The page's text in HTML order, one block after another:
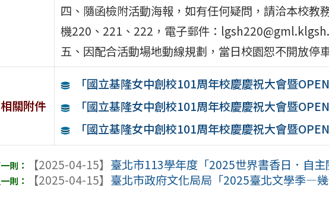
四、隨函檢附活動海報，如有任何疑問，請洽本校
機220、221、222，電子郵件：
五、因配合活動場地動線規劃，當日校園恕不開放停
相關附件
「國立基隆女中創校101周年校慶慶祝大會暨
「國立基隆女中創校101周年校慶慶祝大會暨
「國立基隆女中創校101周年校慶慶祝大會暨
【2025-04-15】 臺北市113學年度「2025世界書香日．自主
【2025-04-15】 臺北市政府文化局局「2025臺北文學季—